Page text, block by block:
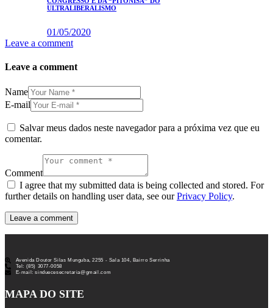
ULTRALIBERALISMO
01/05/2020
Leave a comment
Leave a comment
Name
E-mail
Salvar meus dados neste navegador para a próxima vez que eu
comentar.
Comment
I agree that my submitted data is being collected and stored. For
further details on handling user data, see ourPrivacy Policy.
Avenida Doutor Silas Munguba, 2255 - Sala 104, Bairro Serrinha
Tel: (85) 3077-0058
E-mail: sinduecesecretaria@gmail.com
MAPA DO SITE